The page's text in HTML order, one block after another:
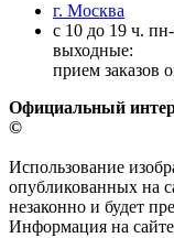
г. Москва
с 10 до 19 ч.
выходные:
прием заказов
Официальный
©
Использование
опубликованных на
незаконно и будет
Информация на